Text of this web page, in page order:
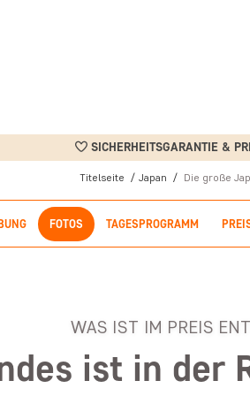
SICHERHEITSGARANTIE &
Titelseite Japan Die große
FOTOS TAGESPROGRAMM
WAS IST IM PREIS
ist in der